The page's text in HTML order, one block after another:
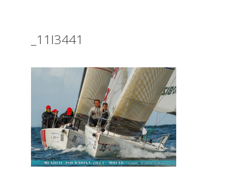
_11I3441